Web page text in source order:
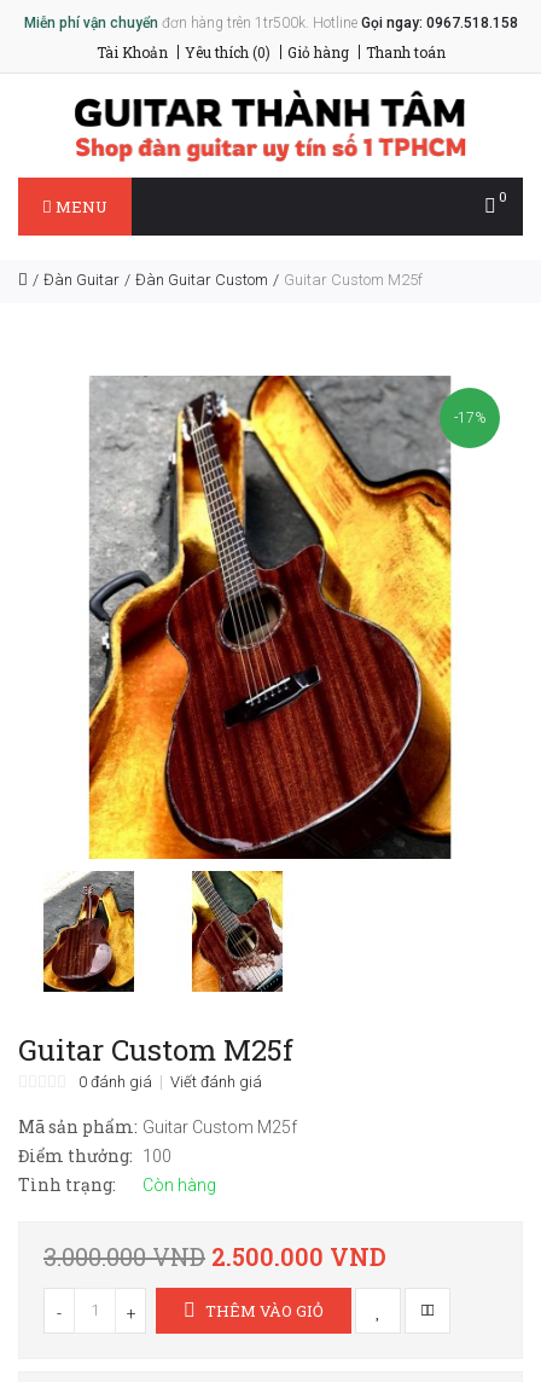
Miễn phí vận chuyểnđơn hàng trên 1tr500k. Hotline Gọi ngay: 0967.518.158
Tài Khoản Yêu thích (0) Giỏ hàng Thanh toán
0
MENU
Đàn Guitar Đàn Guitar Custom Guitar Custom M25f
-17%
Guitar Custom M25f
0 đánh giá Viết đánh giá
Mã sản phẩm: Guitar Custom M25f
Điểm thưởng: 100
Tình trạng: Còn hàng
3.000.000 VND 2.500.000 VND
- + THÊM VÀO GIỎ